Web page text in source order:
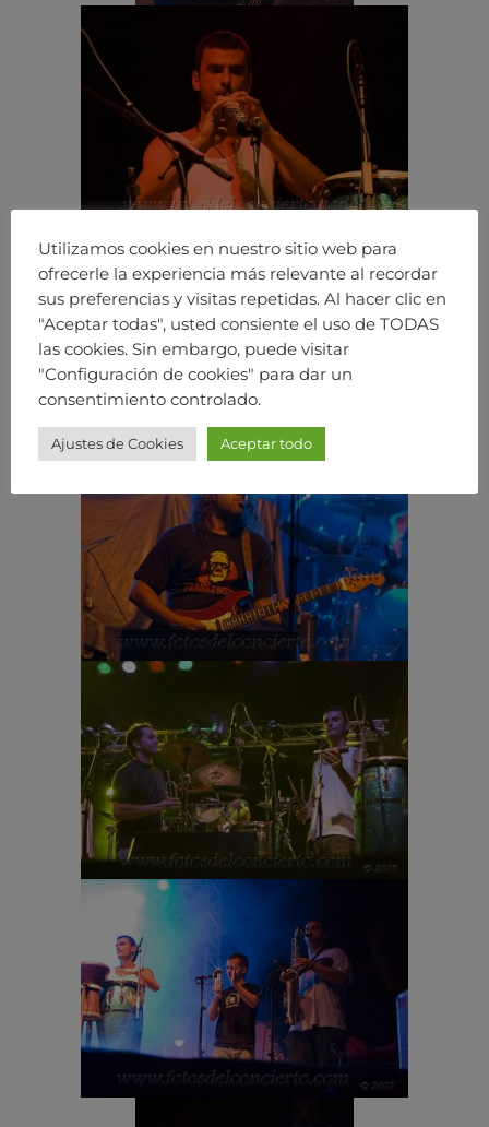
Utilizamos cookies en nuestro sitio web para
ofrecerle la experiencia más relevante al recordar
sus preferencias y visitas repetidas. Al hacer clic en
"Aceptar todas", usted consiente el uso de TODAS
las cookies. Sin embargo, puede visitar
"Configuración de cookies" para dar un
consentimiento controlado.
Ajustes de Cookies Aceptar todo